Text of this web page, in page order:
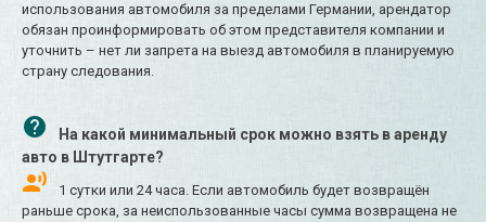
использования автомобиля за пределами Германии, арендатор
обязан проинформировать об этом представителя компании и
уточнить – нет ли запрета на выезд автомобиля в планируемую
страну следования.
На какой минимальный срок можно взять в аренду
авто в Штутгарте?
1 сутки или 24 часа. Если автомобиль будет возвращён
раньше срока, за неиспользованные часы сумма возвращена не